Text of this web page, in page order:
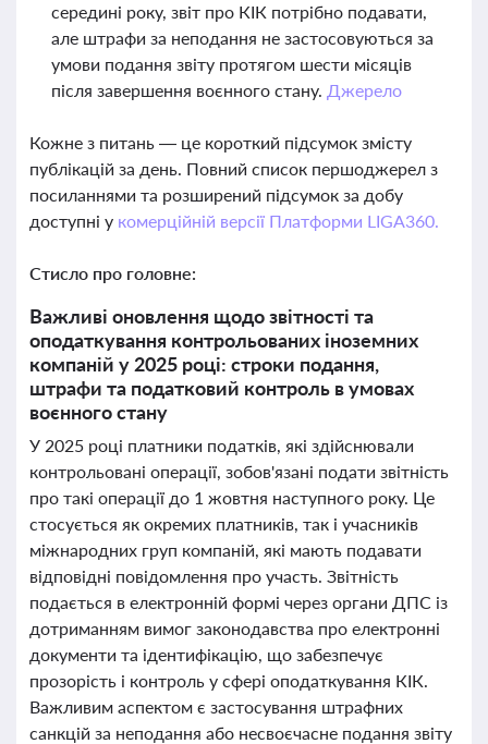
середині року, звіт про КІК потрібно подавати,
але штрафи за неподання не застосовуються за
умови подання звіту протягом шести місяців
після завершення воєнного стану. Джерело
Кожне з питань — це короткий підсумок змісту
публікацій за день. Повний список першоджерел з
посиланнями та розширений підсумок за добу
доступні у комерційній версії Платформи LIGA360.
Стисло про головне:
Важливі оновлення щодо звітності та
оподаткування контрольованих іноземних
компаній у 2025 році: строки подання,
штрафи та податковий контроль в умовах
воєнного стану
У 2025 році платники податків, які здійснювали
контрольовані операції, зобов'язані подати звітність
про такі операції до 1 жовтня наступного року. Це
стосується як окремих платників, так і учасників
міжнародних груп компаній, які мають подавати
відповідні повідомлення про участь. Звітність
подається в електронній формі через органи ДПС із
дотриманням вимог законодавства про електронні
документи та ідентифікацію, що забезпечує
прозорість і контроль у сфері оподаткування КІК.
Важливим аспектом є застосування штрафних
санкцій за неподання або несвоєчасне подання звіту